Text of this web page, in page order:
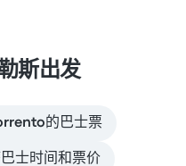
斯出发
的巴士票
士时间和票价